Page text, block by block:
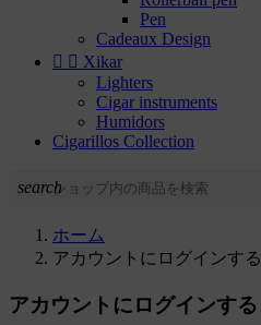
Pen
Cadeaux Design
  Xikar
Lighters
Cigar instruments
Humidors
Cigarillos Collection
search
ホーム
アカウントにログインする
アカウントにログインする